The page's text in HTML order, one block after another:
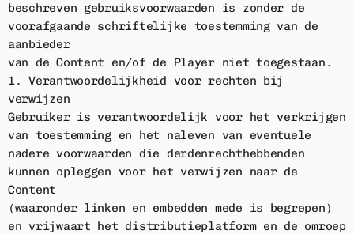
beschreven gebruiksvoorwaarden is zonder de
voorafgaande schriftelijke toestemming van de
aanbieder
van de Content en/of de Player niet toegestaan.
1. Verantwoordelijkheid voor rechten bij
verwijzen
Gebruiker is verantwoordelijk voor het verkrijgen
van toestemming en het naleven van eventuele
nadere voorwaarden die derdenrechthebbenden
kunnen opleggen voor het verwijzen naar de
Content
(waaronder linken en embedden mede is begrepen)
en vrijwaart het distributieplatform en de omroep